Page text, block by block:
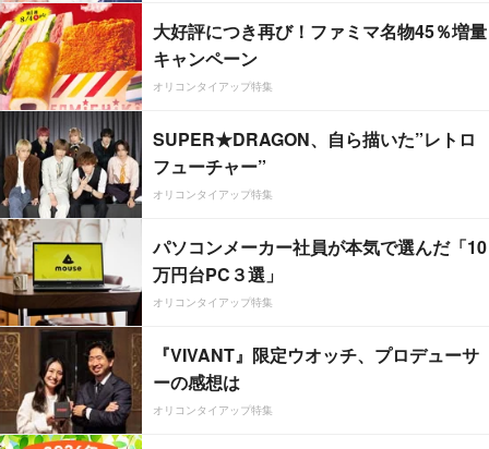
大好評につき再び！ファミマ名物45％増量
キャンペーン
オリコンタイアップ特集
SUPER★DRAGON、自ら描いた”レトロ
フューチャー”
オリコンタイアップ特集
パソコンメーカー社員が本気で選んだ「10
万円台PC３選」
オリコンタイアップ特集
『VIVANT』限定ウオッチ、プロデューサ
ーの感想は
オリコンタイアップ特集